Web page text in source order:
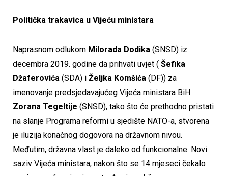
Politička trakavica u Vijeću ministara
Naprasnom odlukom Milorada Dodika (SNSD) iz
decembra 2019. godine da prihvati uvjet ( Šefika
Džaferovića (SDA) i Željka Komšića (DF)) za
imenovanje predsjedavajućeg Vijeća ministara BiH
Zorana Tegeltije (SNSD), tako što će prethodno pristati
na slanje Programa reformi u sjedište NATO-a, stvorena
je iluzija konačnog dogovora na državnom nivou.
Međutim, državna vlast je daleko od funkcionalne. Novi
saziv Vijeća ministara, nakon što se 14 mjeseci čekalo